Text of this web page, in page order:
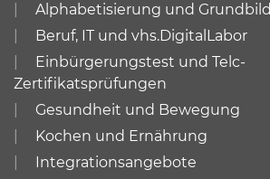
Alphabetisierung und
Beruf, IT und vhs.DigitalLabor
Einbürgerungstest und Telc-
Zertifikatsprüfungen
Gesundheit und Bewegung
Kochen und Ernährung
Integrationsangebote